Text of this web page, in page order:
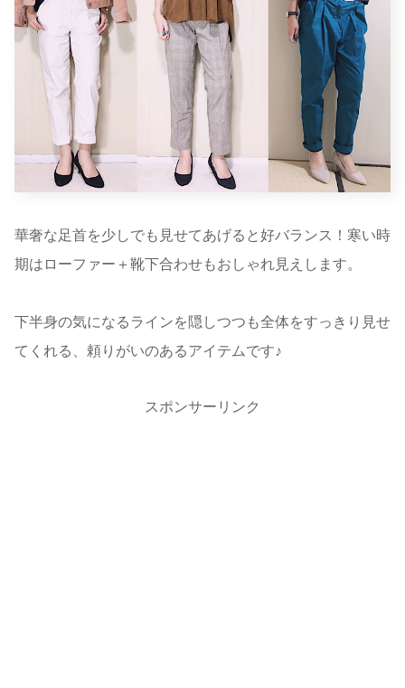
華奢な足首を少しでも見せてあげると好バランス！寒い時
期はローファー＋靴下合わせもおしゃれ見えします。
下半身の気になるラインを隠しつつも全体をすっきり見せ
てくれる、頼りがいのあるアイテムです♪
スポンサーリンク